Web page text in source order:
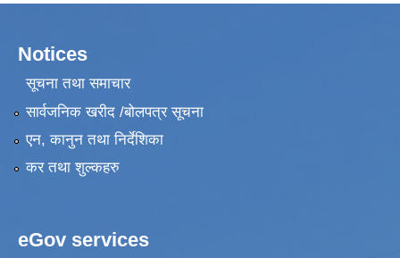
Notices
सूचना तथा समाचार
सार्वजनिक खरीद /बोलपत्र सूचना
एन, कानुन तथा निर्देशिका
कर तथा शुल्कहरु
eGov services